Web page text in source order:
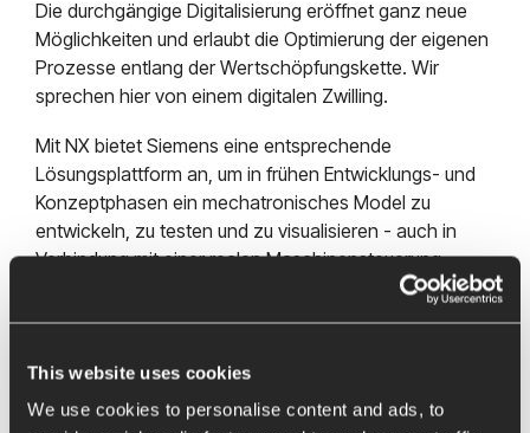
This website uses cookies
We use cookies to personalise content and ads, to
Die durchgängige Digitalisierung eröffnet ganz neue
Möglichkeiten und erlaubt die Optimierung der eigenen
Prozesse entlang der Wertschöpfungskette. Wir
sprechen hier von einem digitalen Zwilling.
Mit NX bietet Siemens eine entsprechende
Lösungsplattform an, um in frühen Entwicklungs- und
Konzeptphasen ein mechatronisches Model zu
entwickeln, zu testen und zu visualisieren - auch in
Verbindung mit einer realen Maschinensteuerung.
dem E-CAD System ePlan und Projektierungstools wie
Gesamtlösung.